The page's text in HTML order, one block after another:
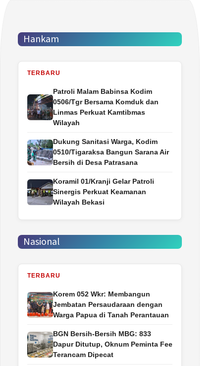
Hankam
TERBARU
Patroli Malam Babinsa Kodim
0506/Tgr Bersama Komduk dan
Linmas Perkuat Kamtibmas
Wilayah
Dukung Sanitasi Warga, Kodim
0510/Tigaraksa Bangun Sarana Air
Bersih di Desa Patrasana
Koramil 01/Kranji Gelar Patroli
Sinergis Perkuat Keamanan
Wilayah Bekasi
Nasional
TERBARU
Korem 052 Wkr: Membangun
Jembatan Persaudaraan dengan
Warga Papua di Tanah Perantauan
BGN Bersih-Bersih MBG: 833
Dapur Ditutup, Oknum Peminta Fee
Terancam Dipecat